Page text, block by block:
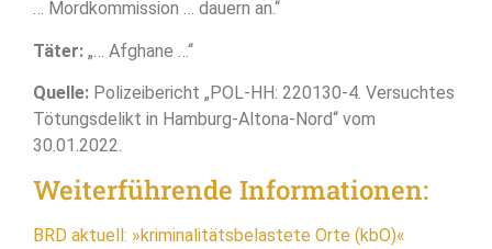
… Mordkommission … dauern an.“
Täter: „… Afghane …“
Quelle: Polizeibericht „POL-HH: 220130-4. Versuchtes
Tötungsdelikt in Hamburg-Altona-Nord“ vom
30.01.2022.
Weiterführende Informationen:
BRD aktuell: »kriminalitätsbelastete Orte (kbO)«